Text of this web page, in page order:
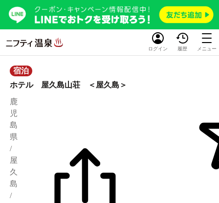
ログイン 履歴 メニュー
宿泊
ホテル 屋久島山荘 ＜屋久島＞
鹿
児
島
県
/
屋
久
島
/